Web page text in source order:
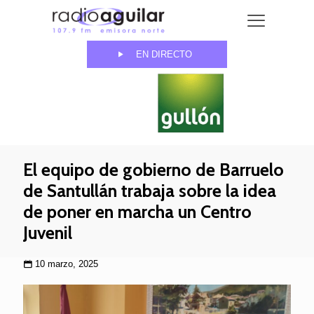
EN DIRECTO
El equipo de gobierno de Barruelo
de Santullán trabaja sobre la idea
de poner en marcha un Centro
Juvenil
10 marzo, 2025